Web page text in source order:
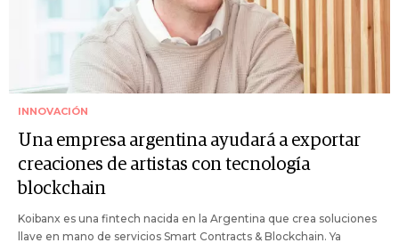
INNOVACIÓN
Una empresa argentina ayudará a exportar
creaciones de artistas con tecnología
blockchain
Koibanx es una fintech nacida en la Argentina que crea soluciones
llave en mano de servicios Smart Contracts & Blockchain. Ya